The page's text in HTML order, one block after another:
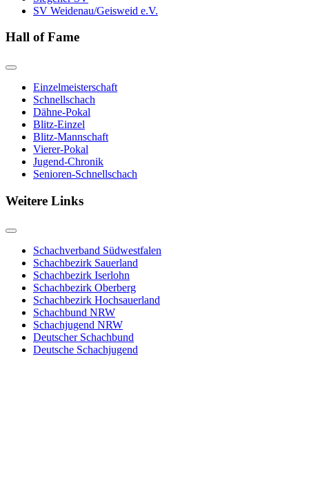
SV Weidenau/Geisweid e.V.
Hall of Fame
Einzelmeisterschaft
Schnellschach
Dähne-Pokal
Blitz-Einzel
Blitz-Mannschaft
Vierer-Pokal
Jugend-Chronik
Senioren-Schnellschach
Weitere Links
Schachverband Südwestfalen
Schachbezirk Sauerland
Schachbezirk Iserlohn
Schachbezirk Oberberg
Schachbezirk Hochsauerland
Schachbund NRW
Schachjugend NRW
Deutscher Schachbund
Deutsche Schachjugend